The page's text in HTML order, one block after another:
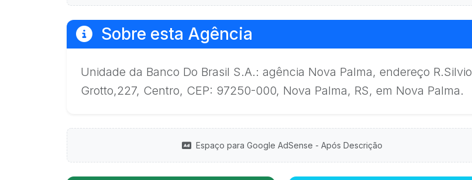
Sobre esta Agência
Unidade da Banco Do Brasil S.A.: agência Nova Palma, endereço R.Silvio
Grotto,227, Centro, CEP: 97250-000, Nova Palma, RS, em Nova Palma.
Espaço para Google AdSense - Após Descrição